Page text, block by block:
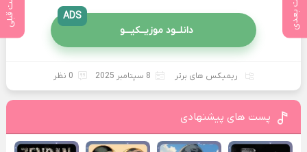
پست قبلی
دانلــود موزیــکیـــو
ADS
ریمیکس های برتر 8 سپتامبر 2025 0 نظر
پست های پیشنهادی